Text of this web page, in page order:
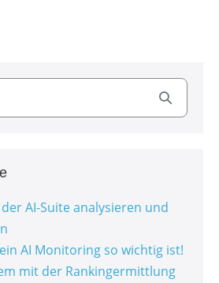
AI-Suite analysieren und
AI Monitoring so wichtig ist!
mit der Rankingermittlung